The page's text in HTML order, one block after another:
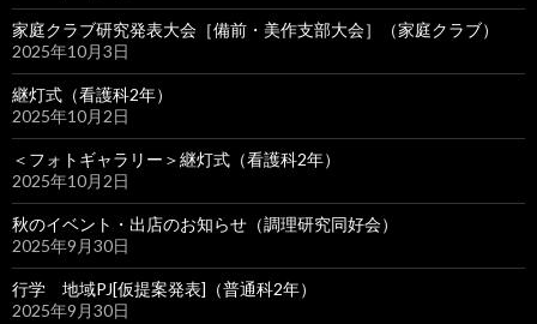
家庭クラブ研究発表大会［備前・美作支部大会］（家庭クラブ）
2025年10月3日
継灯式（看護科2年）
2025年10月2日
＜フォトギャラリー＞継灯式（看護科2年）
2025年10月2日
秋のイベント・出店のお知らせ（調理研究同好会）
2025年9月30日
行学 地域PJ[仮提案発表]（普通科2年）
2025年9月30日